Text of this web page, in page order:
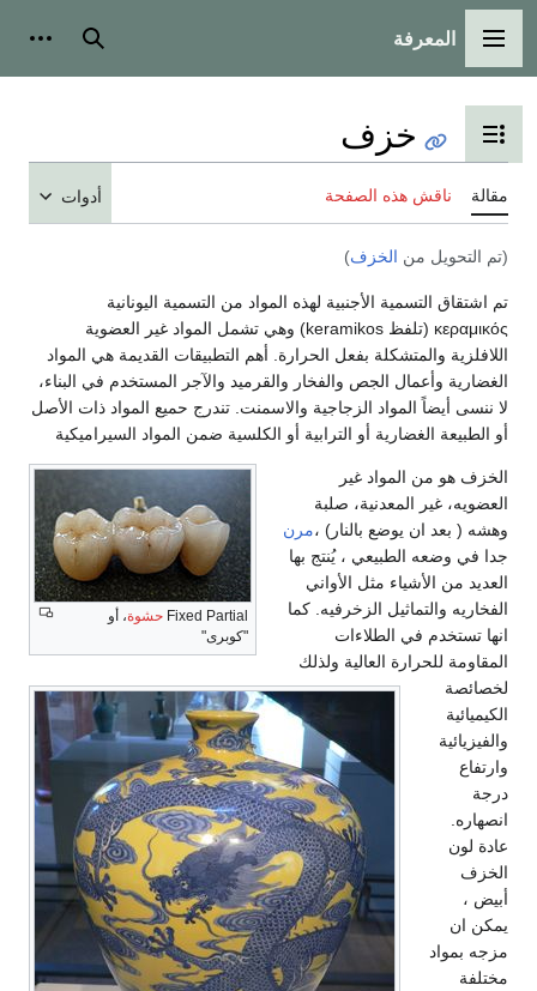
القائمة الرئيسية
المعرفة بحث
تبديل عرض جدول المحتويات
خزف
مقالة ناقش هذه الصفحة أدوات
(تم التحويل من الخزف)
تم اشتقاق التسمية الأجنبية لهذه المواد من التسمية اليونانية
κεραμικός (تلفظ keramikos) وهي تشمل المواد غير العضوية
اللافلزية والمتشكلة بفعل الحرارة. أهم التطبيقات القديمة هي المواد
الغضارية وأعمال الجص والفخار والقرميد والآجر المستخدم في البناء،
لا ننسى أيضاً المواد الزجاجية والاسمنت. تندرج حميع المواد ذات الأصل
أو الطبيعة الغضارية أو الترابية أو الكلسية ضمن المواد السيراميكية
Fixed Partial حشوة، أو
"كوبرى"
الخزف هو من المواد غير
العضويه، غير المعدنية، صلبة
وهشه ( بعد ان يوضع بالنار) ،مرن
جدا في وضعه الطبيعي ، يُنتج بها
العديد من الأشياء مثل الأواني
الفخاريه والتماثيل الزخرفيه. كما
انها تستخدم في الطلاءات
المقاومة للحرارة العالية ولذلك
لخصائصة
الكيميائية
والفيزيائية
وارتفاع
درجة
انصهاره.
عادة لون
الخزف
أبيض ،
يمكن ان
مزجه بمواد
مختلفة